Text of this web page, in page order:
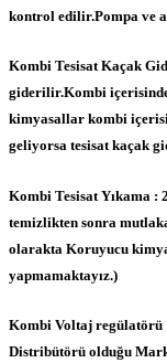
kontrol edilir.Pompa ve
Kombi Tesisat Kaçak
giderilir.Kombi
kimyasallar kombi
geliyorsa tesisat kaçak
Kombi Tesisat Yıkama :
temizlikten sonra
olarakta Koruyucu
yapmamaktayız.)
Kombi Voltaj regülatörü
Distribütörü olduğu